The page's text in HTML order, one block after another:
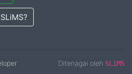
Ditenagai oleh SLiMS